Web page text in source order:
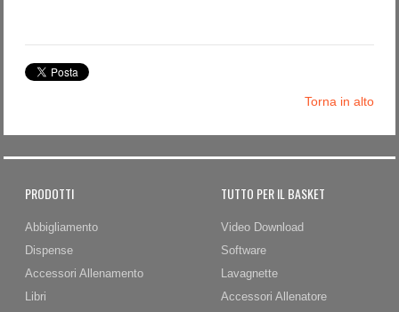
Torna in alto
PRODOTTI
Abbigliamento
Dispense
Accessori Allenamento
Libri
TUTTO PER IL BASKET
Video Download
Software
Lavagnette
Accessori Allenatore